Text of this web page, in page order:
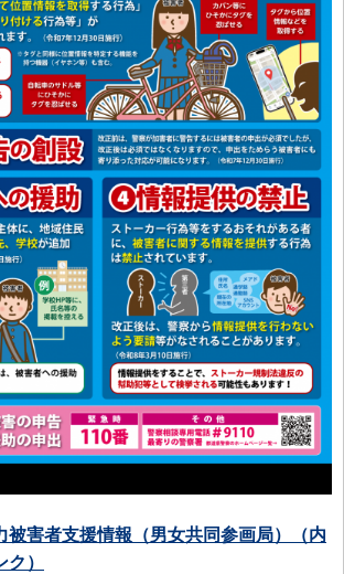
被害者支援情報（男女共同参画局）（内
）